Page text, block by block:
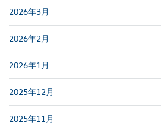
2026年3月
2026年2月
2026年1月
2025年12月
2025年11月